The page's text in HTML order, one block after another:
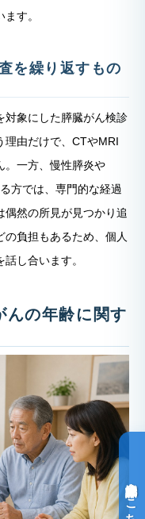
す。
を繰り返すもの
対象にした膵臓がん検診
理由だけで、CTやMRI
。一方、慢性膵炎や
方では、専門的な経過
然の所見が見つかり追
の負担もあるため、個人
し合います。
んの年齢に関す
光免疫療法詳細はこちら